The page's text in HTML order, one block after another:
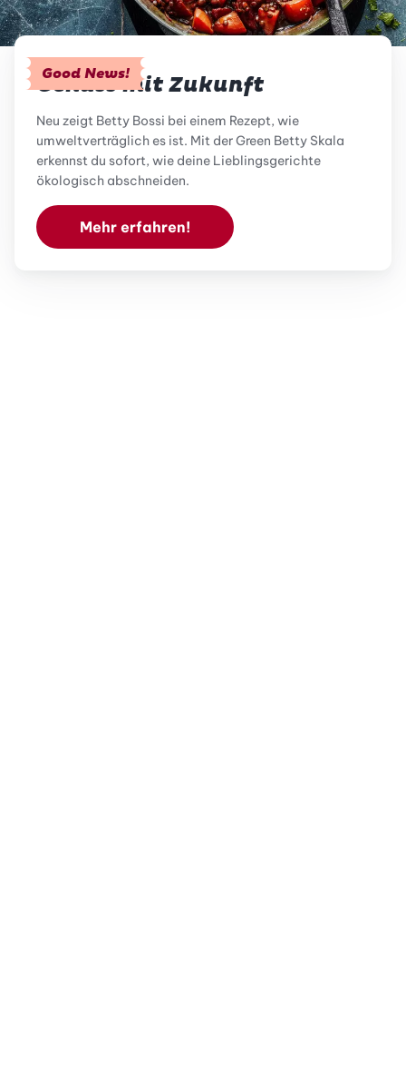
Good News!
Genuss mit Zukunft
Neu zeigt Betty Bossi bei einem Rezept, wie
umweltverträglich es ist. Mit der Green Betty Skala
erkennst du sofort, wie deine Lieblingsgerichte
ökologisch abschneiden.
Mehr erfahren!